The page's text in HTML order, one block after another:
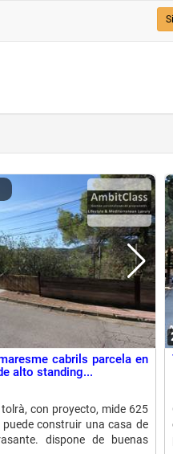
cabrils parcela en
alto standing...
con proyecto, mide 625
puede construir una casa de
dispone de buenas